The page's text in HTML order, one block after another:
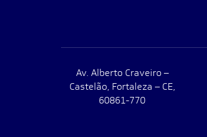
Av. Alberto Craveiro –
Castelão, Fortaleza – CE,
60861-770